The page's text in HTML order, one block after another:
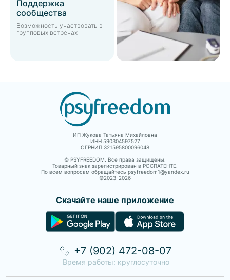
Поддержка
сообщества
Возможность участвовать в
групповых встречах
ИП Жукова Татьяна Михайловна
ИНН 590304597527
ОГРНИП 321595800096048
© PSYFREEDOM. Все права защищены.
Товарный знак зарегистрирован в РОСПАТЕНТЕ.
По всем вопросам обращайтесь psyfreedom1@yandex.ru
©2023-2026
Скачайте наше приложение
+7 (902) 472-08-07
Время работы: круглосуточно